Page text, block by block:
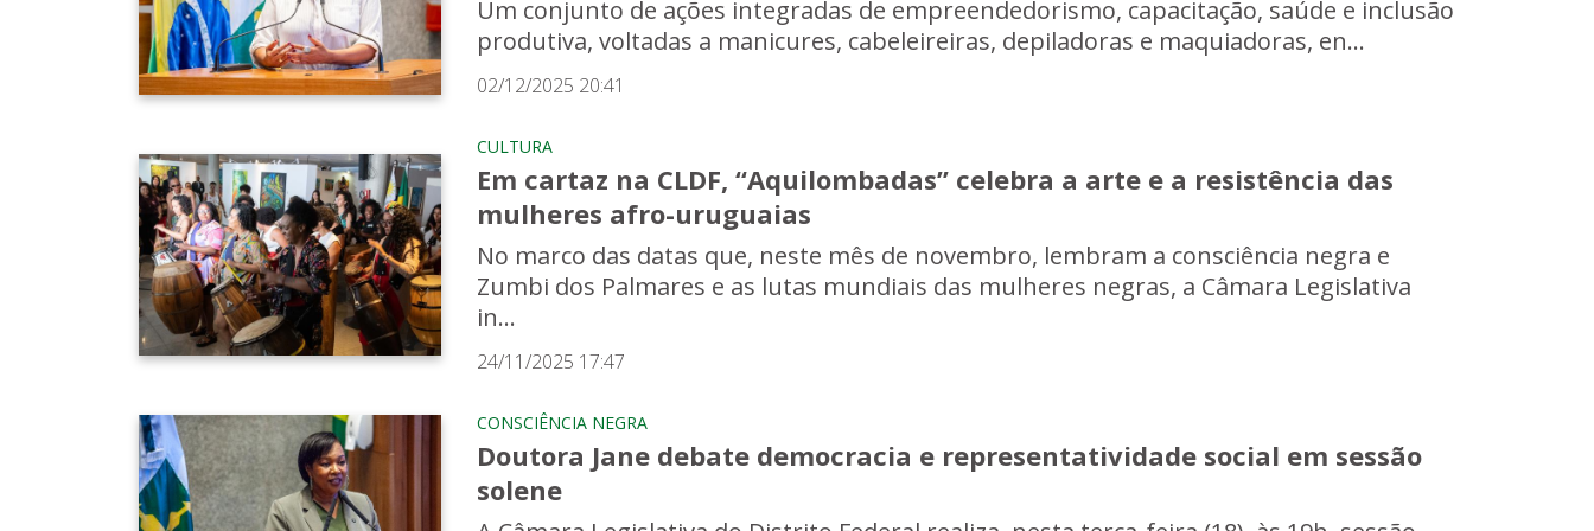
Um conjunto de ações integradas de empreendedorismo, capacitação, saúde e inclusão
produtiva, voltadas a manicures, cabeleireiras, depiladoras e maquiadoras, en...
02/12/2025 20:41
CULTURA
Em cartaz na CLDF, “Aquilombadas” celebra a arte e a resistência das
mulheres afro-uruguaias
No marco das datas que, neste mês de novembro, lembram a consciência negra e
Zumbi dos Palmares e as lutas mundiais das mulheres negras, a Câmara Legislativa
in...
24/11/2025 17:47
CONSCIÊNCIA NEGRA
Doutora Jane debate democracia e representatividade social em sessão
solene